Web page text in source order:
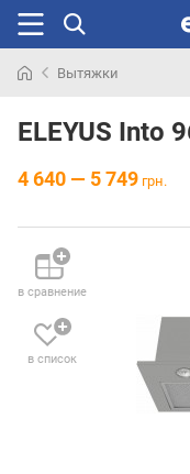
раньше
Вытяжки
ELEYUS Into
4 640 — 5 749 грн.
в сравнение
в список